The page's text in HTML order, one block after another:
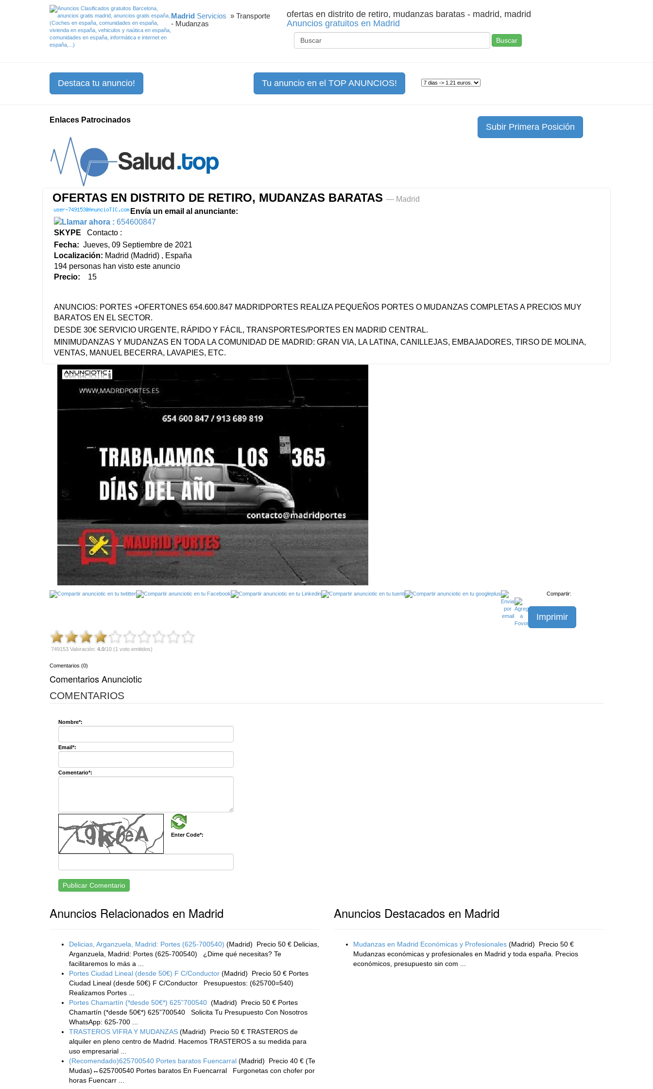
Madrid Servicios » Transporte
- Mudanzas
ofertas en distrito de retiro, mudanzas baratas - madrid, madrid
Anuncios gratuitos en Madrid
Buscar
Destaca tu anuncio! Tu anuncio en el TOP ANUNCIOS!
Enlaces Patrocinados
Subir Primera Posición
OFERTAS EN DISTRITO DE RETIRO, MUDANZAS BARATAS — Madrid
Envía un email al anunciante:
Llamar ahora : 654600847
SKYPE Contacto :
Fecha: Jueves, 09 Septiembre de 2021
Localización: Madrid (Madrid) , España
194 personas han visto este anuncio
Precio: 15
ANUNCIOS: PORTES +OFERTONES 654.600.847 MADRIDPORTES REALIZA PEQUEÑOS PORTES O MUDANZAS COMPLETAS A PRECIOS MUY
BARATOS EN EL SECTOR.
DESDE 30€ SERVICIO URGENTE, RÁPIDO Y FÁCIL, TRANSPORTES/PORTES EN MADRID CENTRAL.
MINIMUDANZAS Y MUDANZAS EN TODA LA COMUNIDAD DE MADRID: GRAN VIA, LA LATINA, CANILLEJAS, EMBAJADORES, TIRSO DE MOLINA,
VENTAS, MANUEL BECERRA, LAVAPIES, ETC.
Compartir:
Imprimir
749153 Valoración: 4.0/10 (1 voto emitidos)
Comentarios (0)
Comentarios Anunciotic
COMENTARIOS
Nombre*:
Email*:
Comentario*:
Enter Code*:
Publicar Comentario
Anuncios Relacionados en Madrid
Delicias, Arganzuela, Madrid: Portes (625-700540) (Madrid)
Precio 50 € Delicias,
Arganzuela, Madrid: Portes (625-700540) ¿Dime qué necesitas? Te
facilitaremos lo más a ...
Portes Ciudad Lineal (desde 50€) F C/Conductor (Madrid)
Precio 50 € Portes
Ciudad Lineal (desde 50€) F C/Conductor Presupuestos: (625700=540)
Realizamos Portes ...
Portes Chamartín (*desde 50€*) 625”700540 (Madrid)
Precio 50 € Portes
Chamartín (*desde 50€*) 625”700540 Solicita Tu Presupuesto Con Nosotros
WhatsApp: 625-700 ...
TRASTEROS VIFRA Y MUDANZAS (Madrid)
Precio 50 € TRASTEROS de
alquiler en pleno centro de Madrid. Hacemos TRASTEROS a su medida para
uso empresarial ...
(Recomendado)625700540 Portes baratos Fuencarral (Madrid)
Precio 40 € (Te
Mudas)↔625700540 Portes baratos En Fuencarral Furgonetas con chofer por
horas Fuencarr ...
Anuncios Destacados en Madrid
Mudanzas en Madrid Económicas y Profesionales (Madrid)
Precio 50 €
Mudanzas económicas y profesionales en Madrid y toda españa. Precios
económicos, presupuesto sin com ...